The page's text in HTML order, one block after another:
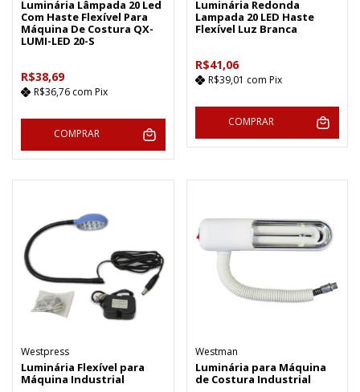
Luminária Lâmpada 20 Led
Com Haste Flexível Para
Máquina De Costura QX-
LUMI-LED 20-S
R$38,69
R$36,76 com Pix
COMPRAR
Luminária Redonda
Lampada 20 LED Haste
Flexível Luz Branca
R$41,06
R$39,01 com Pix
COMPRAR
Westpress
Luminária Flexível para
Máquina Industrial
Westman
Luminária para Máquina
de Costura Industrial